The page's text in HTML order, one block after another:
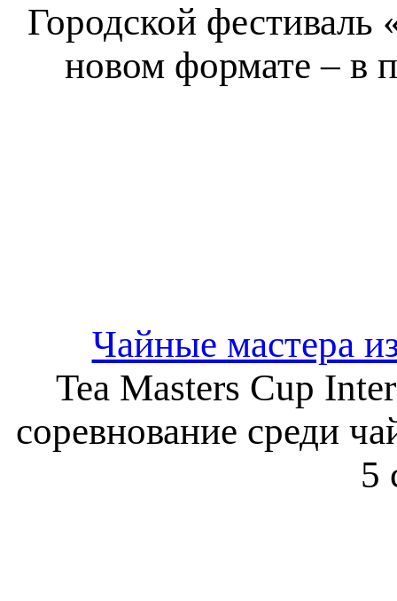
Городской фестиваль
новом формате – в
Чайные мастера
Tea Masters Cup
соревнование среди
5